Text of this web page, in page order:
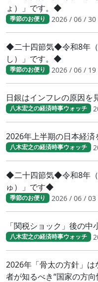
ょ）」です。◆
季節のお便り 2026 / 06 / 30
◆二十四節気◆令和8年
し）」です。◆
季節のお便り 2026 / 06 / 19
日銀はインフレの原因を
八木宏之の経済時事ウォッチ
2026年上半期の日本経済
八木宏之の経済時事ウォッチ
◆二十四節気◆令和8年（
ゅ）」です◆
季節のお便り 2026 / 06 / 03
「関税ショック」後の
八木宏之の経済時事ウォッチ
2026年「骨太の方針」
者が知るべき“国家の方